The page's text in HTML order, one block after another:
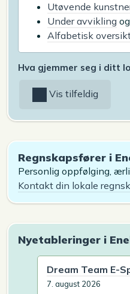
Utøvende
Under avvikling og
Alfabetisk
Hva gjemmer seg i ditt
Vis tilfeldig
Regnskapsfører i
Personlig oppfølging,
Kontakt din lokale
Nyetableringer i
Dream Team E-
7. august 2026